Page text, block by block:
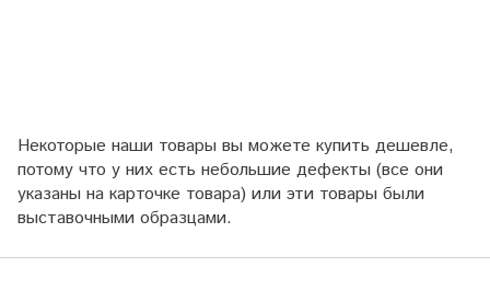
Некоторые наши товары вы можете купить дешевле,
потому что у них есть небольшие дефекты (все они
указаны на карточке товара) или эти товары были
выставочными образцами.